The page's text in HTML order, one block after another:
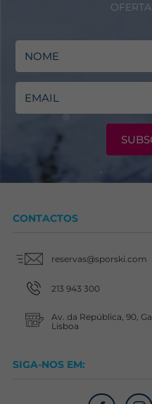
CONTACTOS
reservas@sporski.com
213 943 300
Av. da República, 90,
Lisboa
SIGA-NOS EM: